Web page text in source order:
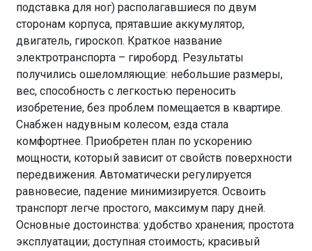
подставка для ног) располагавшиеся по двум
сторонам корпуса, прятавшие аккумулятор,
двигатель, гироскоп. Краткое название
электротранспорта – гироборд. Результаты
получились ошеломляющие: небольшие размеры,
вес, способность с легкостью переносить
изобретение, без проблем помещается в квартире.
Снабжен надувным колесом, езда стала
комфортнее. Приобретен план по ускорению
мощности, который зависит от свойств поверхности
передвижения. Автоматически регулируется
равновесие, падение минимизируется. Освоить
транспорт легче простого, максимум пару дней.
Основные достоинства: удобство хранения; простота
эксплуатации; доступная стоимость; красивый